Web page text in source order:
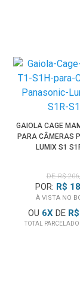
GAIOLA CAGE
PARA CÂMERAS
LUMIX S1
DE: R$
POR: R$
À VISTA NO
OU 6X DE
TOTAL PARCELADO